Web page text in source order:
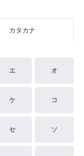
カタカナ
エ オ
ケ コ
セ ソ